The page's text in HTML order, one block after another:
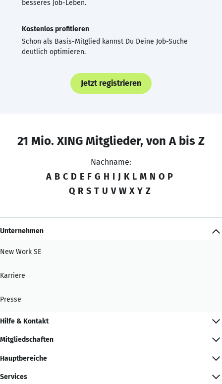
besseres Job-Leben.
Kostenlos profitieren
Schon als Basis-Mitglied kannst Du Deine Job-Suche
deutlich optimieren.
Jetzt registrieren
21 Mio. XING Mitglieder, von A bis Z
Nachname:
A B C D E F G H I J K L M N O P
Q R S T U V W X Y Z
Unternehmen
New Work SE
Karriere
Presse
Hilfe & Kontakt
Mitgliedschaften
Hauptbereiche
Services